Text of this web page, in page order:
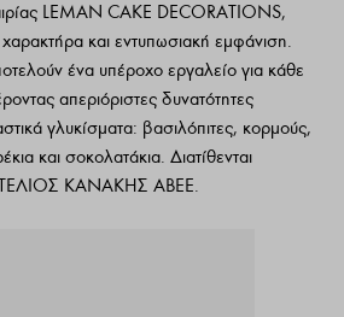
LΕΜΑΝ CAKE DECORATIONS,
και εντυπωσιακή εμφάνιση.
ένα υπέροχο εργαλείο για κάθε
απεριόριστες δυνατότητες
γλυκίσματα: βασιλόπιτες, κορμούς,
και σοκολατάκια. Διατίθενται
ΣΤΕΛΙΟΣ ΚΑΝΑΚΗΣ ΑΒΕΕ.